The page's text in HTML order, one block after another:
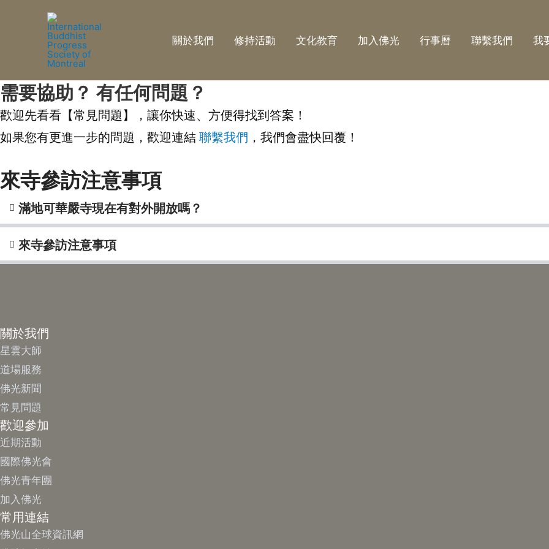
關於我們 修持活動 文化教育 加入佛光 行事曆 聯繫我們 我
需要協助？ 有任何問題？
歡迎先看看【常見問題】，讓你快速、方便得找到答案！
如果您有更進一步的問題，歡迎連結 聯繫我們 ，我們會盡快回覆！
來寺參訪注意事項
滿地可華嚴寺現在有對外開放嗎？
來寺參訪注意事項
關於我們
星雲大師
道場服務
佛光新聞
常見問題
歡迎參加
近期活動
國際佛光會
佛光青年團
加入佛光
常用連結
佛光山全球資訊網